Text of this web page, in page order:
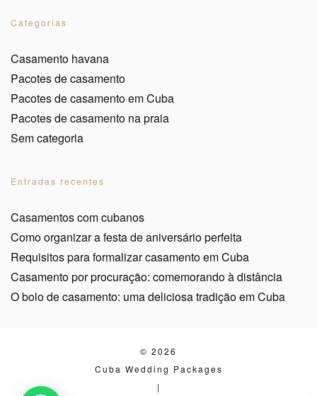
Categorias
Casamento havana
Pacotes de casamento
Pacotes de casamento em Cuba
Pacotes de casamento na praia
Sem categoria
Entradas recentes
Casamentos com cubanos
Como organizar a festa de aniversário perfeita
Requisitos para formalizar casamento em Cuba
Casamento por procuração: comemorando à distância
O bolo de casamento: uma deliciosa tradição em Cuba
© 2026
Cuba Wedding Packages
|